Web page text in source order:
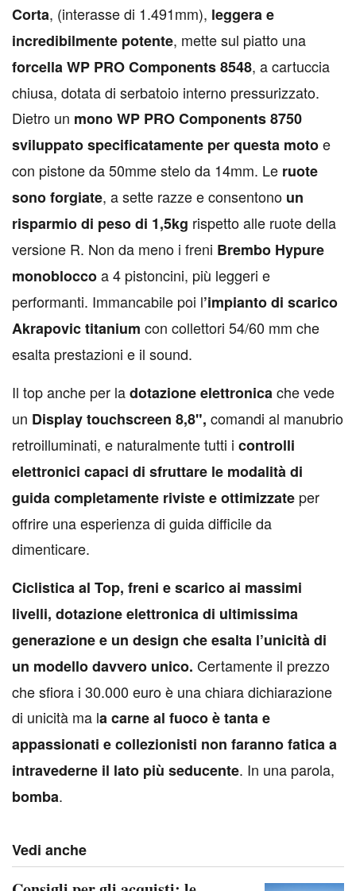
Corta, (interasse di 1.491mm), leggera e
incredibilmente potente, mette sul piatto una
forcella WP PRO Components 8548, a cartuccia
chiusa, dotata di serbatoio interno pressurizzato.
Dietro un mono WP PRO Components 8750
sviluppato specificatamente per questa motoe
con pistone da 50mme stelo da 14mm. Le ruote
sono forgiate, a sette razze e consentono un
risparmio di peso di 1,5kg rispetto alle ruote della
versione R. Non da meno i freni Brembo Hypure
monobloccoa 4 pistoncini, più leggeri e
performanti. Immancabile poi l’impianto di scarico
Akrapovic titanium con collettori 54/60 mm che
esalta prestazioni e il sound.
Il top anche per ladotazione elettronicache vede
un Display touchscreen 8,8", comandi al manubrio
retroilluminati, e naturalmente tutti i controlli
elettronici capaci di sfruttare le modalità di
guida completamente riviste e ottimizzate per
offrire una esperienza di guida difficile da
dimenticare.
Ciclistica al Top, freni e scarico ai massimi
livelli, dotazione elettronica di ultimissima
generazione e un design che esalta l’unicità di
un modello davvero unico. Certamente il prezzo
che sfiora i 30.000 euro è una chiara dichiarazione
di unicità ma la carne al fuoco è tanta e
appassionati e collezionisti non faranno fatica a
intravederne il lato più seducente. In una parola,
bomba.
Vedi anche